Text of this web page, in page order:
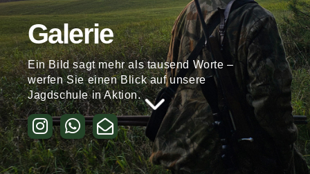
Galerie
Kontakt
Kurse & Seminare
Galerie
Ein Bild sagt mehr als tausend Worte –
werfen Sieeinen Blick auf unsere
Jagdschule in Aktion.